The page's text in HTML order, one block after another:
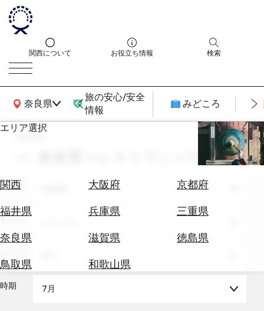
関西について お役立ち情報 検索
奈良県
関西広域MAP
旅の安心/安全
情報
みどころ
エリア選択
関西 大阪府
京都府
福井県
兵庫県
三重県
奈良県
滋賀県
徳島県
鳥取県
和歌山県
エ
券
テ
を
search
奈良県 × レストラン × 7月
エリア
テーマ
時期 7月